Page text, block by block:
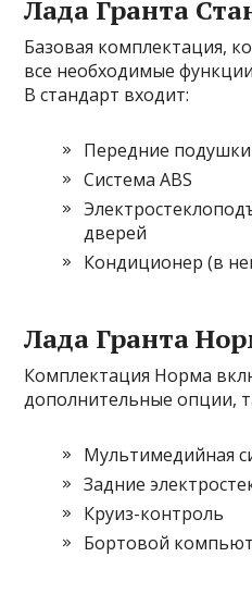
Лада Гранта
Базовая комплектация,
все необходимые
В стандарт входит:
Передние подушки
Система ABS
дверей
Кондиционер (в
Лада Гранта
Комплектация Норма
дополнительные опции,
Мультимедийная
Задние
Круиз-контроль
Бортовой